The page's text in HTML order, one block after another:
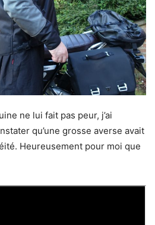
ne lui fait pas peur, j’ai
qu’une grosse averse avait
Heureusement pour moi que